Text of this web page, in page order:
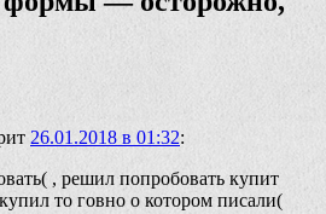
26.01.2018 в 01:32:
, решил попробовать купит
то говно о котором писали(